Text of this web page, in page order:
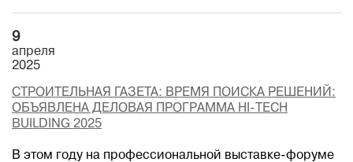
9
апреля
2025
СТРОИТЕЛЬНАЯ ГАЗЕТА: ВРЕМЯ ПОИСКА РЕШЕНИЙ:
ОБЪЯВЛЕНА ДЕЛОВАЯ ПРОГРАММА HI-TECH
BUILDING 2025
В этом году на профессиональной выставке-форуме